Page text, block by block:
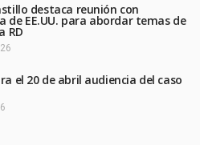
destaca reunión con
de EE.UU. para abordar temas de
RD
el 20 de abril audiencia del caso